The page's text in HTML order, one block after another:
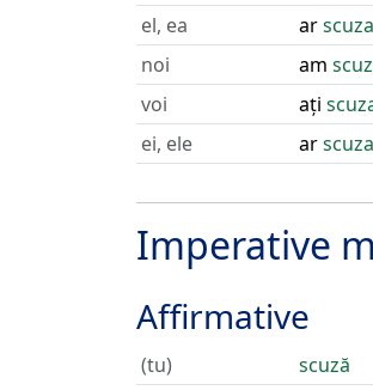
el, ea
arscuza
noi
am
voi
ați
ei, ele
arscuza
Imperative
Affirmative
(tu)
scuză